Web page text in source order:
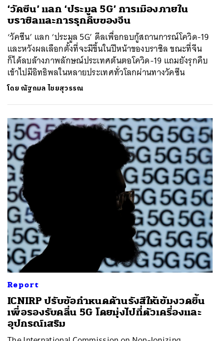
‘วัคซีน’ แลก ‘ประมูล 5G’ การเมืองภายใน
บราซิลและการรุกคืบของจีน
‘วัคซีน’ แลก ‘ประมูล 5G’ ดีลเพื่อกอบกู้สถานการณ์โควิด-19
และหวังผลเลือกตั้งที่จะมีขึ้นในปีหน้าของบราซิล ขณะที่จีน
ก็ได้ลบล้างภาพลักษณ์ประเทศต้นตอโควิด-19 แถมยังรุกคืบ
เข้าไปมีอิทธิพลในหลายประเทศทั่วโลกผ่านทางวัคซีน
โดย ณัฐกมล ไชยสุวรรณ
Report
ICNIRP ปรับข้อกำหนดด้านรังสีให้เข้มงวดขึ้น
เพื่อรองรับคลื่น 5G โดยมุ่งไปที่ตัวเครื่องและ
อุปกรณ์เสริม